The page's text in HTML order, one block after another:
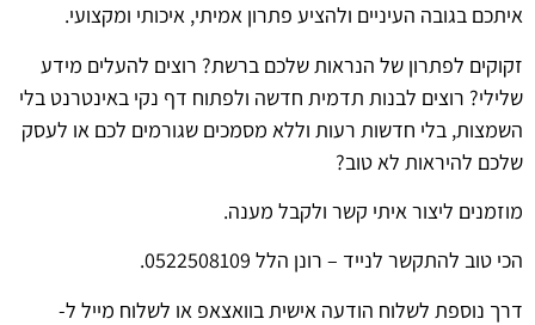
איתכם בגובה העיניים ולהציע פתרון אמיתי, איכותי ומקצועי.
זקוקים לפתרון של הנראות שלכם ברשת? רוצים להעלים מידע
שלילי? רוצים לבנות תדמית חדשה ולפתוח דף נקי באינטרנט בלי
השמצות, בלי חדשות רעות וללא מסמכים שגורמים לכם או לעסק
שלכם להיראות לא טוב?
מוזמנים ליצור איתי קשר ולקבל מענה.
הכי טוב להתקשר לנייד – רונן הלל 0522508109.
דרך נוספת לשלוח הודעה אישית בוואצאפ או לשלוח מייל ל-